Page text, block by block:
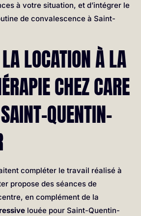
à votre situation, et d’intégrer le
de convalescence à Saint-
LOCATION À LA
CHEZ CARE
QUENTIN-
compléter le travail réalisé à
propose des séances de
en complément de la
louée pour Saint-Quentin-